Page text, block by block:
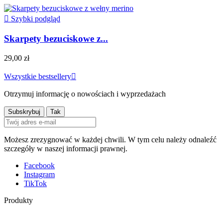
 Szybki podgląd
Skarpety bezuciskowe z...
29,00 zł
Wszystkie bestsellery
Otrzymuj informację o nowościach i wyprzedażach
Możesz zrezygnować w każdej chwili. W tym celu należy odnaleźć
szczegóły w naszej informacji prawnej.
Facebook
Instagram
TikTok
Produkty